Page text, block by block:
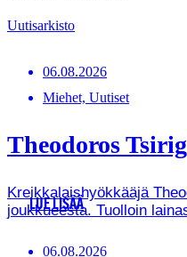
Uutisarkisto
06.08.2026
Miehet, Uutiset
Theodoros
Kreikkalaishyökkääjä
joukkueesta. Tuolloin
LUE LISÄÄ
06.08.2026